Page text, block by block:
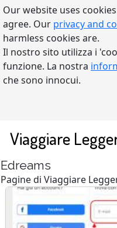
Our website uses
agree. Our privacy and
harmless cookies are.
Il nostro sito utilizza i
funzione. La nostra
che sono innocui.
Viaggiare
Edreams
Pagine di Viaggiare